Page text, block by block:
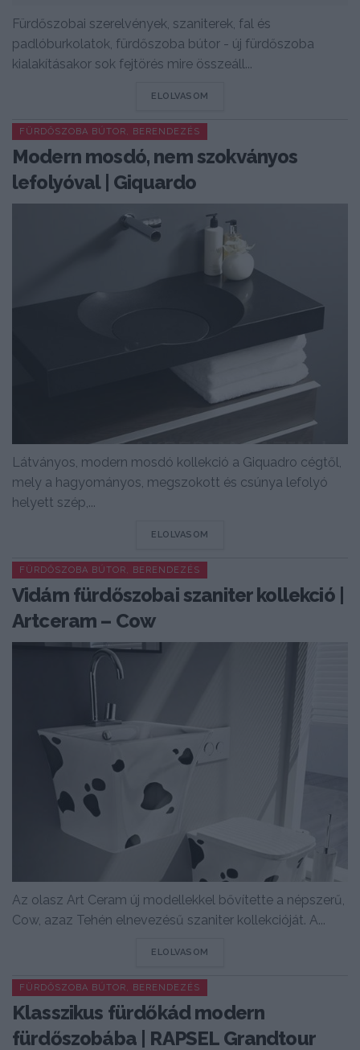
Fürdőszobai szerelvények, szaniterek, fal és
padlóburkolatok, fürdőszoba bútor - új fürdőszoba
kialakításakor sok fejtörés mire összeáll...
ELOLVASOM
FÜRDŐSZOBA BÚTOR, BERENDEZÉS
Modern mosdó, nem szokványos
lefolyóval | Giquardo
Látványos, modern mosdó kollekció a Giquadro cégtől,
mely a hagyományos, megszokott és csúnya lefolyó
helyett szép,...
ELOLVASOM
FÜRDŐSZOBA BÚTOR, BERENDEZÉS
Vidám fürdőszobai szaniter kollekció |
Artceram – Cow
Az olasz Art Ceram új modellekkel bővítette a népszerű,
Cow, azaz Tehén elnevezésű szaniter kollekcióját. A...
ELOLVASOM
FÜRDŐSZOBA BÚTOR, BERENDEZÉS
Klasszikus fürdőkád modern
fürdőszobába | RAPSEL Grandtour